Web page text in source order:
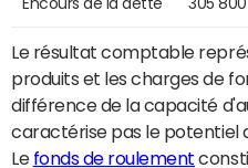
Le résultat comptable
produits et les charges de
différence de la capacité
caractérise pas le potentiel
Le fonds de roulement